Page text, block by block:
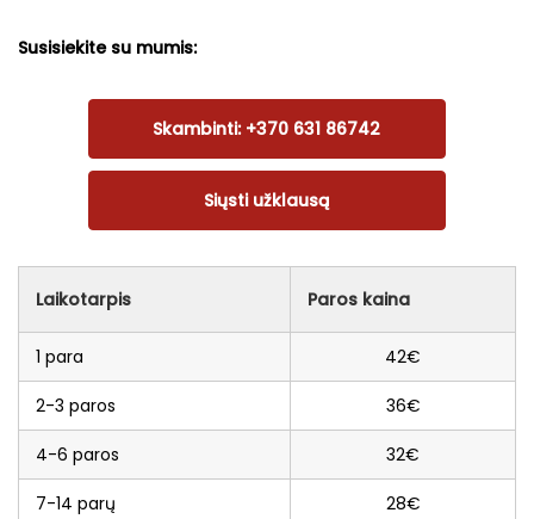
Susisiekite su mumis:
Skambinti: +370 631 86742
Siųsti užklausą
Laikotarpis Paros kaina
1 para 42€
2-3 paros 36€
4-6 paros 32€
7-14 parų 28€